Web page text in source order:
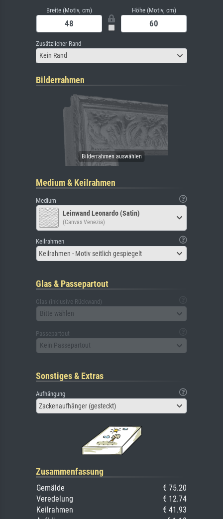
Breite (Motiv, cm) Höhe (Motiv, cm)
Zusätzlicher Rand
Kein Rand
Bilderrahmen
Medium & Keilrahmen
Medium
Leinwand Leonardo (Satin)
(Canvas Venezia)
Keilrahmen
Keilrahmen - Motiv seitlich gespiegelt
Glas & Passepartout
Glas (inklusive Rückwand)
Bitte wählen
Passepartout
Kein Passepartout
Sonstiges & Extras
Aufhängung
Zackenaufhänger (gesteckt)
Zusammenfassung
Gemälde
€ 75.20
Veredelung
€ 12.74
Keilrahmen
€ 41.93